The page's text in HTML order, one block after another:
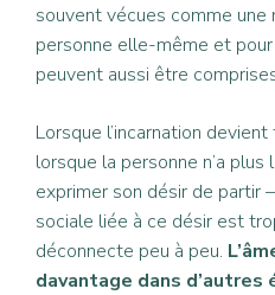
souvent vécues comme
personne elle-même et
peuvent aussi être
Lorsque l’incarnation
lorsque la personne n’a
exprimer son désir de
sociale liée à ce désir est
déconnecte peu à peu.
davantage dans